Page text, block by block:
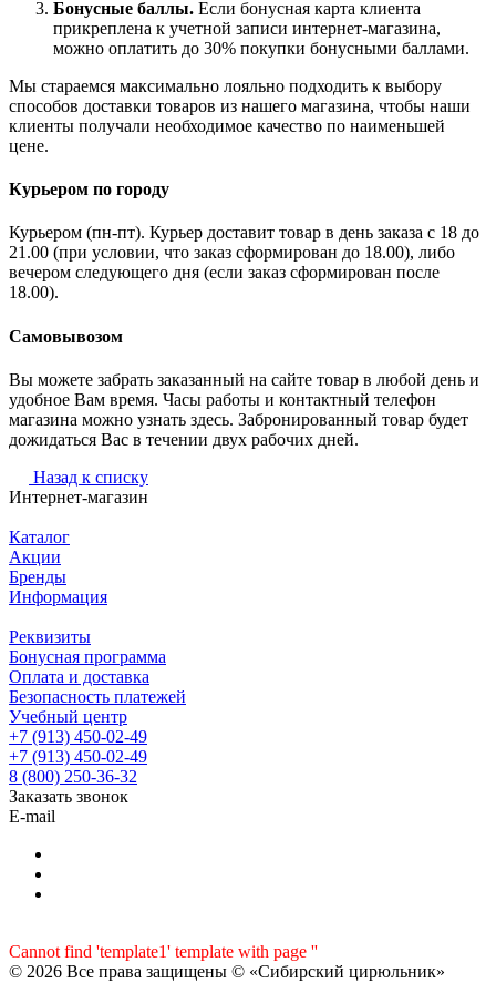
Бонусные баллы. Если бонусная карта клиента
прикреплена к учетной записи интернет-магазина,
можно оплатить до 30% покупки бонусными баллами.
Мы стараемся максимально лояльно подходить к выбору
способов доставки товаров из нашего магазина, чтобы наши
клиенты получали необходимое качество по наименьшей
цене.
Курьером по городу
Курьером (пн-пт). Курьер доставит товар в день заказа с 18 до
21.00 (при условии, что заказ сформирован до 18.00), либо
вечером следующего дня (если заказ сформирован после
18.00).
Самовывозом
Вы можете забрать заказанный на сайте товар в любой день и
удобное Вам время. Часы работы и контактный телефон
магазина можно узнать здесь. Забронированный товар будет
дожидаться Вас в течении двух рабочих дней.
Назад к списку
Интернет-магазин
Каталог
Акции
Бренды
Информация
Реквизиты
Бонусная программа
Оплата и доставка
Безопасность платежей
Учебный центр
+7 (913) 450-02-49
+7 (913) 450-02-49
8 (800) 250-36-32
Заказать звонок
E-mail
Cannot find 'template1' template with page ''
© 2026 Все права защищены © «Сибирский цирюльник»